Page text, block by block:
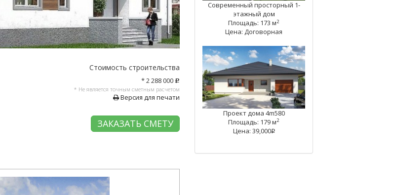
Стоимость строительства
* 2 288 000 c
* Не является точным сметным расчетом
Версия для печати
ЗАКАЗАТЬ СМЕТУ
Современный просторный 1-
этажный дом
Площадь: 173 м2
Цена: Договорная
Проект дома 4m580
Площадь: 179 м2
Цена: 39,000q